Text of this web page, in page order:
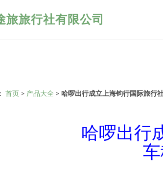
旅旅行社有限公司
首页 > 产品大全 > 哈啰出行成立上海钧行国际旅行
哈啰出行